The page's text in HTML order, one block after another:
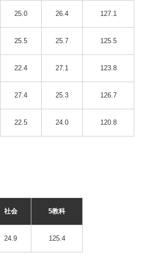
25.0 26.4 127.1
25.5 25.7 125.5
22.4 27.1 123.8
27.4 25.3 126.7
22.5 24.0 120.8
社会 5教科
24.9 125.4